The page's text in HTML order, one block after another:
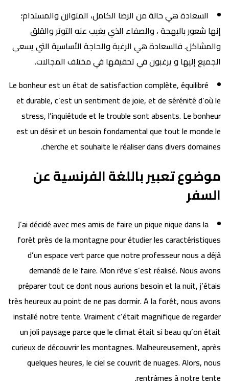
السعادة هي حالة من الرضا الكامل، المتوازن والمستدام؛
إنها شعور بالبهجة ، والصفاء الذي يغيب عنه التوتر والقلق
والمشاكل. فالسعادة هي الرغبة والحاجة الأساسية التي يسعى
الجميع إليها و يرغبون في تحقيقها في مختلف المجالات.
Le bonheur est un état de satisfaction complète, équilibré
et durable, c’est un sentiment de joie, et de sérénité d’où le
stress, l’inquiétude et le trouble sont absents. Le bonheur
est un désir et un besoin fondamental que tout le monde le
cherche et souhaite le réaliser dans divers domaines.
موضوع تعبير باللغة الفرنسية عن
السفر
J’ai décidé avec mes amis de faire un pique nique dans la
forêt près de la montagne pour étudier les caractéristiques
d’un espace vert parce que notre professeur nous a déjà
demandé de le faire. Mon rêve s’est réalisé. Nous avons
préparer tout ce dont nous aurions besoin et la nuit, j’étais
très heureux au point de ne pas dormir. A la forêt, nous avons
installé notre tente. Vraiment c’était magnifique de regarder
un joli paysage parce que le climat était si beau qu’on était
curieux de découvrir les montagnes. Malheureusement, après
quelques heures, le ciel se couvrit de nuages. Alors, nous
rentrâmes à notre tente.